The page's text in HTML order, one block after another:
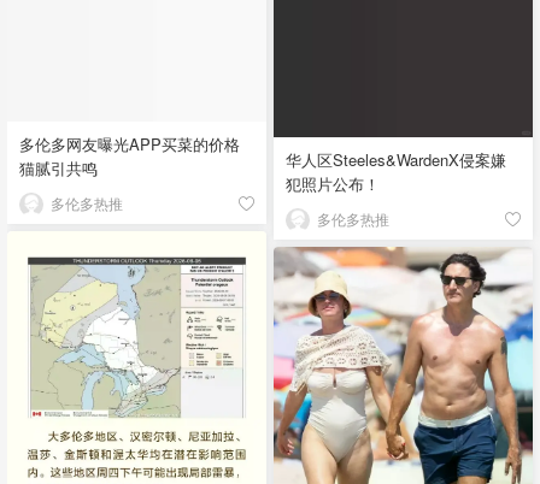
多伦多网友曝光APP买菜的价格
猫腻引共鸣
多伦多热推
华人区Steeles&WardenX侵案嫌
犯照片公布！
多伦多热推